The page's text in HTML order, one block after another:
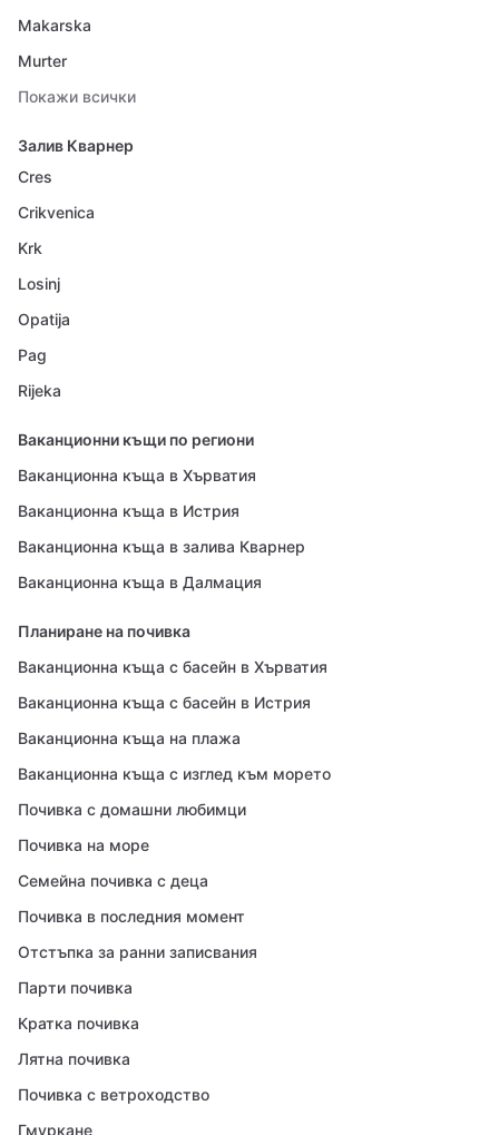
Makarska
Murter
Покажи всички
Залив Кварнер
Cres
Crikvenica
Krk
Losinj
Opatija
Pag
Rijeka
Ваканционни къщи по региони
Ваканционна къща в Хърватия
Ваканционна къща в Истрия
Ваканционна къща в залива Кварнер
Ваканционна къща в Далмация
Планиране на почивка
Ваканционна къща с басейн в Хърватия
Ваканционна къща с басейн в Истрия
Ваканционна къща на плажа
Ваканционна къща с изглед към морето
Почивка с домашни любимци
Почивка на море
Семейна почивка с деца
Почивка в последния момент
Отстъпка за ранни записвания
Парти почивка
Кратка почивка
Лятна почивка
Почивка с ветроходство
Гмуркане